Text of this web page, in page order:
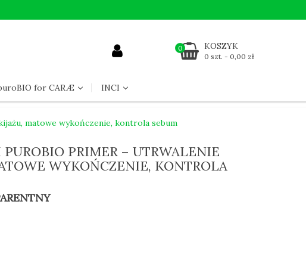
KOSZYK
0 szt. - 0,00 zł
0
for CARÆ INCI
matowe wykończenie, kontrola sebum
PUROBIO PRIMER – UTRWALENIE
WYKOŃCZENIE, KONTROLA